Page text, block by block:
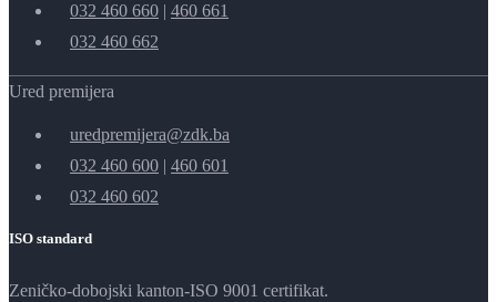
032 460 660 | 460 661
032 460 662
Ured premijera
uredpremijera@zdk.ba
032 460 600 | 460 601
032 460 602
ISO standard
Zeničko-dobojski kanton-ISO 9001 certifikat.